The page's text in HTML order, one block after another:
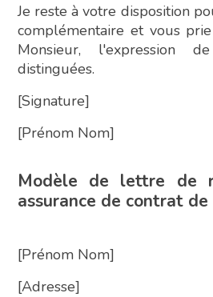
Je reste à votre disposition
complémentaire et vous
Monsieur, l'expression
distinguées.
[Signature]
[Prénom Nom]
Modèle de lettre de
assurance de contrat de
[Prénom Nom]
[Adresse]